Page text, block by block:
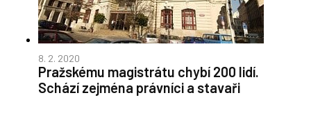
8. 2. 2020
Pražskému magistrátu chybí 200 lidí.
Schází zejména právníci a stavaři